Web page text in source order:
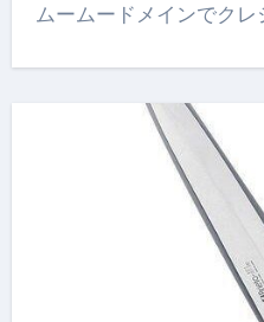
ムームードメインでク